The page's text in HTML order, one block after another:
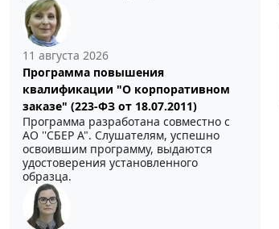
11 августа 2026
Программа повышения
квалификации "О корпоративном
заказе" (223-ФЗ от 18.07.2011)
Программа разработана совместно с
АО ''СБЕР А". Слушателям, успешно
освоившим программу, выдаются
удостоверения установленного
образца.